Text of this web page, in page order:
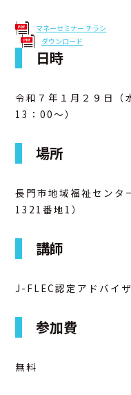
マネーセミナー チラシ
ダウンロード
日時
令和７年１月２９日
13：00～）
場所
長門市地域福祉センタ
1321番地1）
講師
J-FLEC認定アドバ
参加費
無料